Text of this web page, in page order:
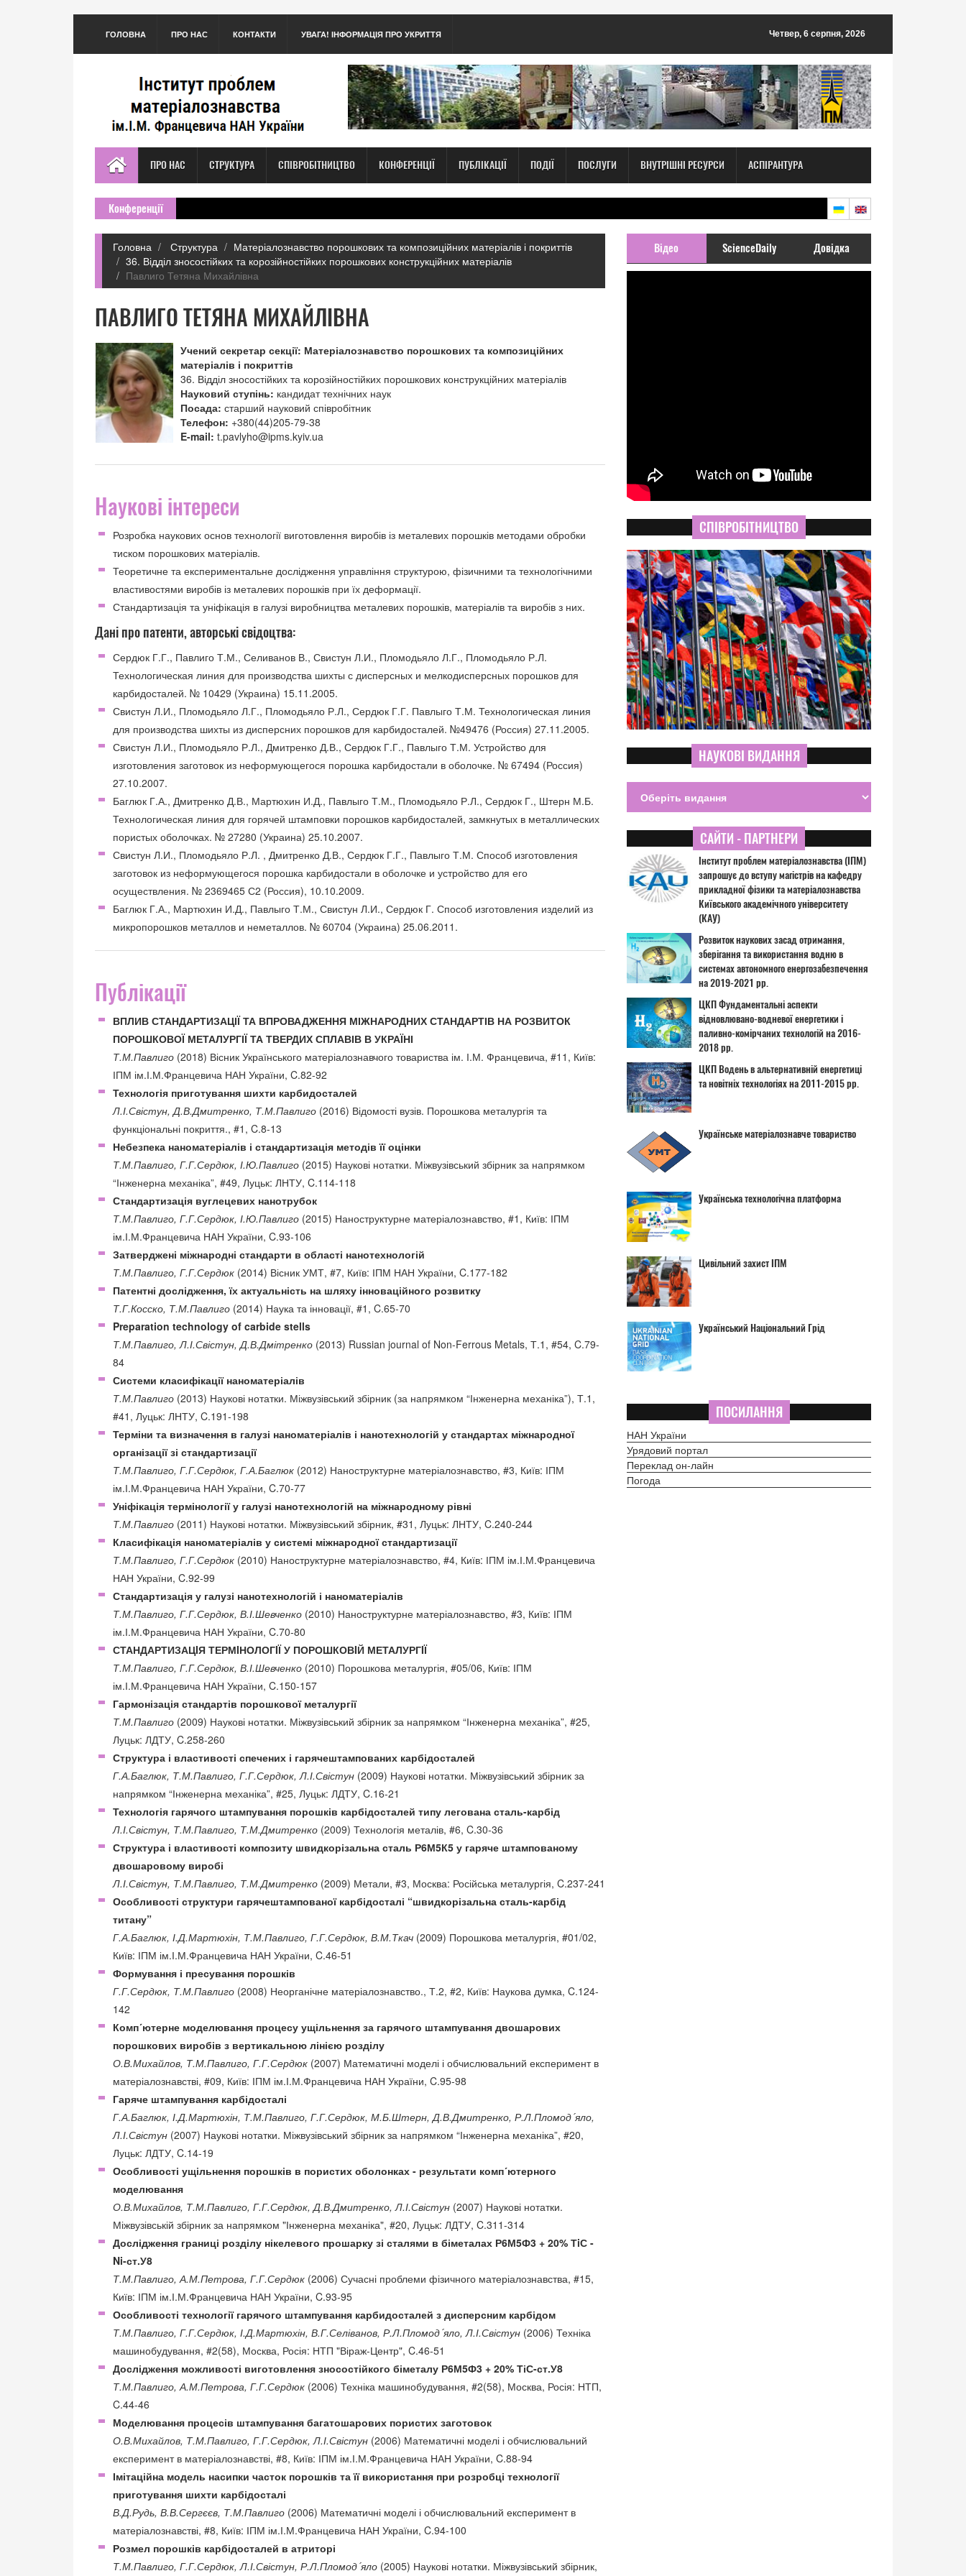
ГОЛОВНА ПРО НАС КОНТАКТИ УВАГА! ІНФОРМАЦІЯ ПРО УКРИТТЯ Четвер, 6 серпня, 2026
ПРО НАС СТРУКТУРА СПІВРОБІТНИЦТВО КОНФЕРЕНЦІЇ ПУБЛІКАЦІЇ ПОДІЇ ПОСЛУГИ ВНУТРІШНІ РЕСУРСИ АСПІРАНТУРА
Конференції
Головна Структура
Матеріалознавство порошкових та композиційних матеріалів і покриттів
36. Відділ зносостійких та корозійностійких порошкових конструкційних матеріалів
Павлиго Тетяна Михайлівна
ПАВЛИГО ТЕТЯНА МИХАЙЛІВНА
Учений секретар секції: Матеріалознавство порошкових та композиційних
матеріалів і покриттів
36. Відділ зносостійких та корозійностійких порошкових конструкційних матеріалів
Науковий ступінь: кандидат технічних наук
Посада:старший науковий співробітник
Телефон: +380(44)205-79-38
E-mail:t.pavlyho@ipms.kyiv.ua
Наукові інтереси
Розробка наукових основ технології виготовлення виробів із металевих порошків методами обробки
тиском порошкових матеріалів.
Теоретичне та експериментальне дослідження управління структурою, фізичними та технологічними
властивостями виробів із металевих порошків при їх деформації.
Стандартизація та уніфікація в галузі виробництва металевих порошків, матеріалів та виробів з них.
Дані про патенти, авторські свідоцтва:
Сердюк Г.Г., Павлиго Т.М., Селиванов В., Свистун Л.И., Пломодьяло Л.Г., Пломодьяло Р.Л.
Технологическая линия для производства шихты с дисперсных и мелкодисперсных порошков для
карбидосталей. № 10429 (Украина) 15.11.2005.
Свистун Л.И., Пломодьяло Л.Г., Пломодьяло Р.Л., Сердюк Г.Г. Павлыго Т.М. Технологическая линия
для производства шихты из дисперсних порошков для карбидосталей. №49476 (Россия) 27.11.2005.
Свистун Л.И., Пломодьяло Р.Л., Дмитренко Д.В., Сердюк Г.Г., Павлыго Т.М. Устройство для
изготовления заготовок из неформующегося порошка карбидостали в оболочке. № 67494 (Россия)
27.10.2007.
Баглюк Г.А., Дмитренко Д.В., Мартюхин И.Д., Павлыго Т.М., Пломодьяло Р.Л., Сердюк Г., Штерн М.Б.
Технологическая линия для горячей штамповки порошков карбидосталей, замкнутых в металлических
пористых оболочках. № 27280 (Украина) 25.10.2007.
Свистун Л.И., Пломодьяло Р.Л. , Дмитренко Д.В., Сердюк Г.Г., Павлыго Т.М. Способ изготовления
заготовок из неформующегося порошка карбидостали в оболочке и устройство для его
осуществления. № 2369465 С2 (Россия), 10.10.2009.
Баглюк Г.А., Мартюхин И.Д., Павлыго Т.М., Свистун Л.И., Сердюк Г. Способ изготовления изделий из
микропорошков металлов и неметаллов. № 60704 (Украина) 25.06.2011.
Публікації
ВПЛИВ СТАНДАРТИЗАЦІЇ ТА ВПРОВАДЖЕННЯ МІЖНАРОДНИХ СТАНДАРТІВ НА РОЗВИТОК
ПОРОШКОВОЇ МЕТАЛУРГІЇ ТА ТВЕРДИХ СПЛАВІВ В УКРАЇНІ
Т.М.Павлиго (2018) Вісник Українського матеріалознавчого товариства ім. І.М. Францевича, #11, Київ:
ІПМ ім.І.М.Францевича НАН України, C.82-92
Технологія приготування шихти карбидосталей
Л.І.Свістун, Д.В.Дмитренко, Т.М.Павлиго (2016) Відомості вузів. Порошкова металургія та
функціональні покриття., #1, C.8-13
Небезпека наноматеріалів і стандартизація методів її оцінки
Т.М.Павлиго, Г.Г.Сердюк, І.Ю.Павлиго (2015) Наукові нотатки. Міжвузівський збірник за напрямком
“Інженерна механіка”, #49, Луцьк: ЛНТУ, C.114-118
Стандартизація вуглецевих нанотрубок
Т.М.Павлиго, Г.Г.Сердюк, І.Ю.Павлиго (2015) Наноструктурне матеріалознавство, #1, Київ: ІПМ
ім.І.М.Францевича НАН України, C.93-106
Затверджені міжнародні стандарти в області нанотехнологій
Т.М.Павлиго, Г.Г.Сердюк (2014) Вісник УМТ, #7, Київ: ІПМ НАН України, C.177-182
Патентні дослідження, їх актуальність на шляху інноваційного розвитку
Т.Г.Косско, Т.М.Павлиго (2014) Наука та інновації, #1, C.65-70
Preparation technology of carbide stells
Т.М.Павлиго, Л.І.Свістун, Д.В.Дмітренко (2013) Russian journal of Non-Ferrous Metals, Т.1, #54, C.79-
84
Системи класифікації наноматеріалів
Т.М.Павлиго (2013) Наукові нотатки. Міжвузівський збірник (за напрямком “Інженерна механіка”), Т.1,
#41, Луцьк: ЛНТУ, C.191-198
Терміни та визначення в галузі наноматеріалів і нанотехнологій у стандартах міжнародної
організації зі стандартизації
Т.М.Павлиго, Г.Г.Сердюк, Г.А.Баглюк (2012) Наноструктурне матеріалознавство, #3, Київ: ІПМ
ім.І.М.Францевича НАН України, C.70-77
Уніфікація термінології у галузі нанотехнологій на міжнародному рівні
Т.М.Павлиго (2011) Наукові нотатки. Міжвузівський збірник, #31, Луцьк: ЛНТУ, C.240-244
Класифікація наноматеріалів у системі міжнародної стандартизації
Т.М.Павлиго, Г.Г.Сердюк (2010) Наноструктурне матеріалознавство, #4, Київ: ІПМ ім.І.М.Францевича
НАН України, C.92-99
Стандартизація у галузі нанотехнологій і наноматеріалів
Т.М.Павлиго, Г.Г.Сердюк, В.І.Шевченко (2010) Наноструктурне матеріалознавство, #3, Київ: ІПМ
ім.І.М.Францевича НАН України, C.70-80
СТАНДАРТИЗАЦIЯ ТЕРМIНОЛОГIЇ У ПОРОШКОВIЙ МЕТАЛУРГIЇ
Т.М.Павлиго, Г.Г.Сердюк, В.І.Шевченко (2010) Порошкова металургія, #05/06, Київ: ІПМ
ім.І.М.Францевича НАН України, C.150-157
Гармонізація стандартів порошкової металургії
Т.М.Павлиго (2009) Наукові нотатки. Міжвузівський збірник за напрямком “Інженерна механіка”, #25,
Луцьк: ЛДТУ, C.258-260
Структура і властивості спечених і гарячештампованих карбідосталей
Г.А.Баглюк, Т.М.Павлиго, Г.Г.Сердюк, Л.І.Свістун (2009) Наукові нотатки. Міжвузівський збірник за
напрямком “Інженерна механіка”, #25, Луцьк: ЛДТУ, C.16-21
Технологія гарячого штампування порошків карбідосталей типу легована сталь-карбід
Л.І.Свістун, Т.М.Павлиго, Т.М.Дмитренко (2009) Технологія металів, #6, C.30-36
Структура і властивості композиту швидкорізальна сталь Р6М5К5 у гаряче штампованому
двошаровому виробі
Л.І.Свістун, Т.М.Павлиго, Т.М.Дмитренко (2009) Метали, #3, Москва: Російська металургія, C.237-241
Особливості структури гарячештампованої карбідосталі “швидкорізальна сталь-карбід
титану”
Г.А.Баглюк, І.Д.Мартюхін, Т.М.Павлиго, Г.Г.Сердюк, В.М.Ткач (2009) Порошкова металургія, #01/02,
Київ: ІПМ ім.І.М.Францевича НАН України, C.46-51
Формування і пресування порошків
Г.Г.Сердюк, Т.М.Павлиго (2008) Неорганічне матеріалознавство., Т.2, #2, Київ: Наукова думка, C.124-
142
Комп´ютерне моделювання процесу ущільнення за гарячого штампування двошарових
порошкових виробів з вертикальною лінією розділу
О.В.Михайлов, Т.М.Павлиго, Г.Г.Сердюк (2007) Математичні моделі і обчислювальний експеримент в
матеріалознавстві, #09, Київ: ІПМ ім.І.М.Францевича НАН України, C.95-98
Гаряче штампування карбідосталі
Г.А.Баглюк, І.Д.Мартюхін, Т.М.Павлиго, Г.Г.Сердюк, М.Б.Штерн, Д.В.Дмитренко, Р.Л.Пломод´яло,
Л.І.Свістун (2007) Наукові нотатки. Міжвузівський збірник за напрямком “Інженерна механіка”, #20,
Луцьк: ЛДТУ, C.14-19
Особливості ущільнення порошків в пористих оболонках - результати комп´ютерного
моделювання
О.В.Михайлов, Т.М.Павлиго, Г.Г.Сердюк, Д.В.Дмитренко, Л.І.Свістун (2007) Наукові нотатки.
Міжвузівській збірник за напрямком "Інженерна механіка", #20, Луцьк: ЛДТУ, C.311-314
Дослідження границі розділу нікелевого прошарку зі сталями в біметалах Р6М5Ф3 + 20% ТiС -
Ni-ст.У8
Т.М.Павлиго, А.М.Петрова, Г.Г.Сердюк (2006) Сучасні проблеми фізичного матеріалознавства, #15,
Київ: ІПМ ім.І.М.Францевича НАН України, C.93-95
Особливості технології гарячого штампування карбидосталей з дисперсним карбідом
Т.М.Павлиго, Г.Г.Сердюк, І.Д.Мартюхін, В.Г.Селіванов, Р.Л.Пломод´яло, Л.І.Свістун (2006) Техніка
машинобудування, #2(58), Москва, Росія: НТП "Віраж-Центр", C.46-51
Дослідження можливості виготовлення зносостійкого біметалу Р6М5Ф3 + 20% ТіС-ст.У8
Т.М.Павлиго, А.М.Петрова, Г.Г.Сердюк (2006) Техніка машинобудування, #2(58), Москва, Росія: НТП,
C.44-46
Моделювання процесів штампування багатошарових пористих заготовок
О.В.Михайлов, Т.М.Павлиго, Г.Г.Сердюк, Л.І.Свістун (2006) Математичні моделі і обчислювальний
експеримент в матеріалознавстві, #8, Київ: ІПМ ім.І.М.Францевича НАН України, C.88-94
Імітаційна модель насипки часток порошків та її використання при розробці технології
приготування шихти карбідосталі
В.Д.Рудь, В.В.Сергєєв, Т.М.Павлиго (2006) Математичні моделі і обчислювальний експеримент в
матеріалознавстві, #8, Київ: ІПМ ім.І.М.Францевича НАН України, C.94-100
Розмел порошків карбідосталей в атриторі
Т.М.Павлиго, Г.Г.Сердюк, Л.І.Свістун, Р.Л.Пломод´яло (2005) Наукові нотатки. Міжвузівський збірник,
Відео ScienceDaily Довідка
СПІВРОБІТНИЦТВО
НАУКОВІ ВИДАННЯ
САЙТИ - ПАРТНЕРИ
Інститут проблем матеріалознавства (ІПМ)
запрошує до вступу магістрів на кафедру
прикладної фізики та матеріалознавства
Київського академічного університету
(КАУ)
Розвиток наукових засад отримання,
зберігання та використання водню в
системах автономного енергозабезпечення
на 2019-2021 рр.
ЦКП Фундаментальні аспекти
відновлювано-водневої енергетики і
паливно-комірчаних технологій на 2016-
2018 рр.
ЦКП Водень в альтернативній енергетиці
та новітніх технологіях на 2011-2015 рр.
Українське матеріалознавче товариство
Українська технологічна платформа
Цивільний захист ІПМ
Український Національний Грід
ПОСИЛАННЯ
НАН України
Урядовий портал
Переклад он-лайн
Погода